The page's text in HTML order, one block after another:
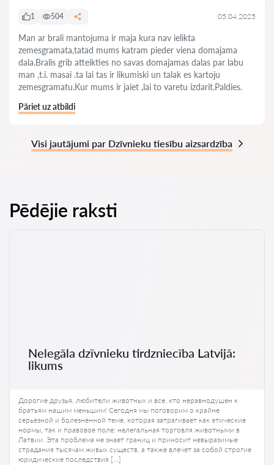
1 504 05.04.2025
Man ar brali mantojuma ir maja kura nav ielikta
zemesgramata,tatad mums katram pieder viena domajama
dala.Bralis grib atteikties no savas domajamas dalas par labu
man ,t.i. masai .ta lai tas ir likumiski un talak es kartoju
zemesgramatu.Kur mums ir jaiet ,lai to varetu izdarit.Paldies.
Pāriet uz atbildi
Visi jautājumi par Dzīvnieku tiesību aizsardzība
Pēdējie raksti
Nelegāla dzīvnieku tirdzniecība Latvijā:
likums
Дорогие друзья, любители животных и все, кто неравнодушен к
братьям нашим меньшим! Сегодня мы поговорим о крайне
серьезной и болезненной теме, которая затрагивает как этические
нормы, так и правовое поле: нелегальная торговля животными в
Латвии. Эта проблема не знает границ и приносит невыразимые
страдания тысячам живых существ, а также влечет за собой строгие
юридические последствия […]